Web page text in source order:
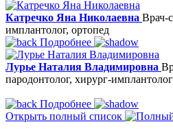
Катречко Яна Николаевна Врач-
имплантолог, ортопед
Подробнее
Лурье Наталия Владимировна
пародонтолог, хирург-имплантолог
Подробнее
Открыть полный список